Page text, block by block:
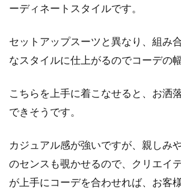
向け人気色を知っ
す。コートにはフォー
な大人の...
ジーンズのメーカ
本を代表するデニ
ーディネートスタイルです。
セットアップスーツと異なり、組み
なスタイルに仕上がるのでコーデの
こちらを上手に着こなせると、お洒
できそうです。
カジュアル感が強いですが、親しみ
のセンスも覗かせるので、クリエイ
が上手にコーデを合わせれば、お客